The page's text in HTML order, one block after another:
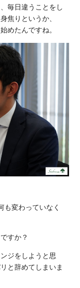
毎日違うことをし
焦りというか、
めたんですね。
も変わっていなく
すか？
ジをしようと思
と辞めてしまいま